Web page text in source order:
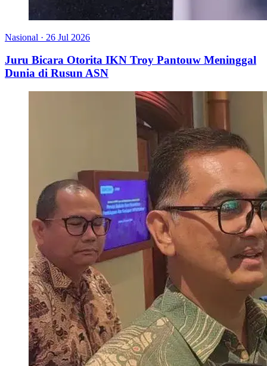
Nasional · 26 Jul 2026
Juru Bicara Otorita IKN Troy Pantouw Meninggal
Dunia di Rusun ASN